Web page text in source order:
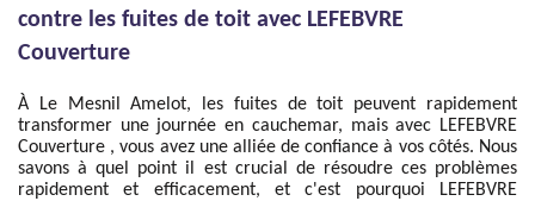
contre les fuites de toit avec LEFEBVRE
Couverture
À Le Mesnil Amelot, les fuites de toit peuvent rapidement
transformer une journée en cauchemar, mais avec LEFEBVRE
Couverture , vous avez une alliée de confiance à vos côtés. Nous
savons à quel point il est crucial de résoudre ces problèmes
rapidement et efficacement, et c'est pourquoi LEFEBVRE